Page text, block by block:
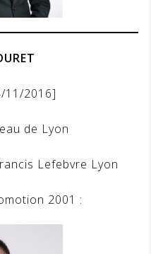
11/2016]
de Lyon
Lefebvre Lyon
2001 :